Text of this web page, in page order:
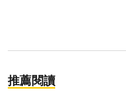
推薦閱讀